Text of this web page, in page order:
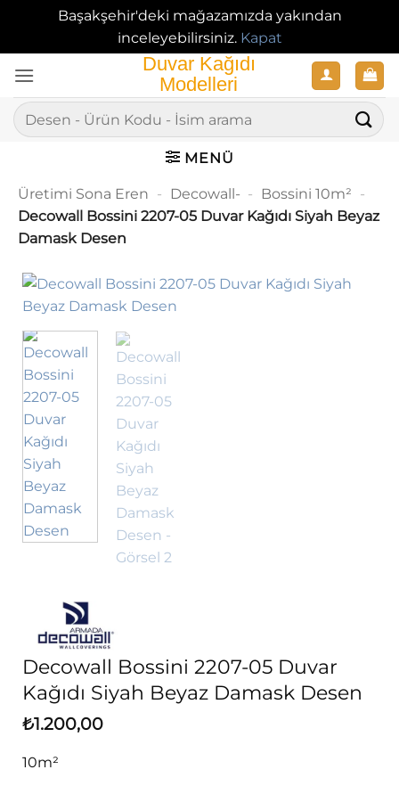
Başakşehir'deki mağazamızda yakından
inceleyebilirsiniz. Kapat
atla
Ara:
MENÜ
Üretimi Sona Eren - Decowall- - Bossini 10m² -
Decowall Bossini 2207-05 Duvar Kağıdı Siyah Beyaz
Damask Desen
Decowall Bossini 2207-05 Duvar
Kağıdı Siyah Beyaz Damask Desen
₺1.200,00
10m²